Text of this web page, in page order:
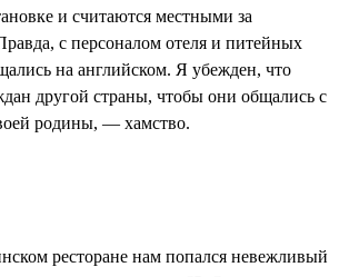
и считаются местными за
с персоналом отеля и питейных
на английском. Я убежден, что
другой страны, чтобы они общались с
родины, — хамство.
ресторане нам попался невежливый